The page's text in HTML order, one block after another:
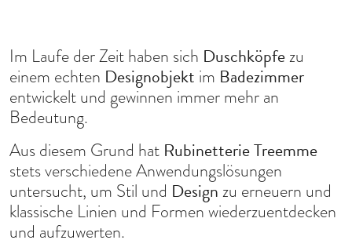
Im Laufe der Zeit haben sich Duschköpfezu
einem echten Designobjekt im Badezimmer
entwickelt und gewinnen immer mehr an
Bedeutung.
Aus diesem Grund hat Rubinetterie Treemme
stets verschiedene Anwendungslösungen
untersucht, um Stil und Designzu erneuern und
klassische Linien und Formen wiederzuentdecken
und aufzuwerten.